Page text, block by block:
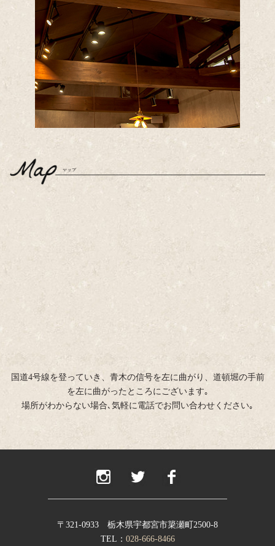
国道4号線を登っていき、青木の信号を左に曲がり、道頓堀の手前
を左に曲がったところにございます｡
場所がわからない場合､気軽に電話でお問い合わせください｡
〒321-0933 栃木県宇都宮市簗瀬町2500-8
TEL： 028-666-8466